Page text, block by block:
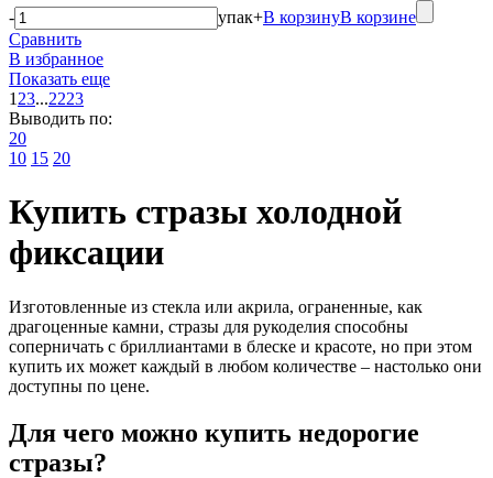
-
упак+В корзинуВ корзине
Сравнить
В избранное
Показать еще
1 23...2223
Выводить по:
20
10 15 20
Купить стразы холодной
фиксации
Изготовленные из стекла или акрила, ограненные, как
драгоценные камни, стразы для рукоделия способны
соперничать с бриллиантами в блеске и красоте, но при этом
купить их может каждый в любом количестве – настолько они
доступны по цене.
Для чего можно купить недорогие
стразы?